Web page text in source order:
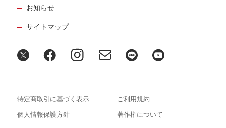
お知らせ
サイトマップ
特定商取引に基づく表示 ご利用規約
個人情報保護方針 著作権について